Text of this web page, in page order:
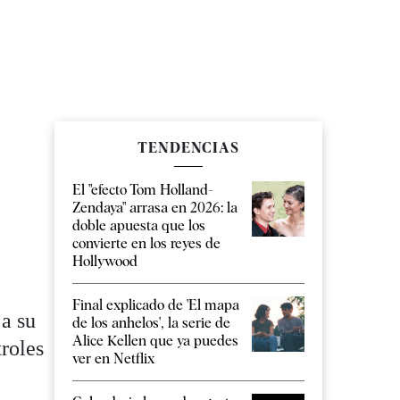
su
TENDENCIAS
El "efecto Tom Holland-
Zendaya" arrasa en 2026: la
doble apuesta que los
convierte en los reyes de
Hollywood
Final explicado de 'El mapa
de los anhelos', la serie de
Alice Kellen que ya puedes
ver en Netflix